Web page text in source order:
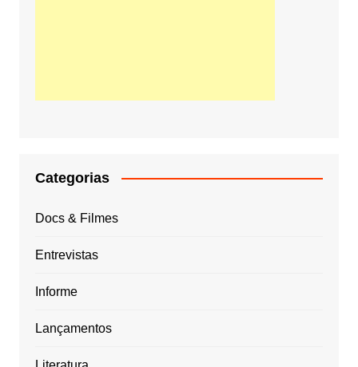
Categorias
Docs & Filmes
Entrevistas
Informe
Lançamentos